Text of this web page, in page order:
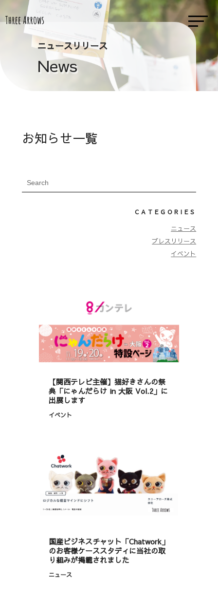
ニュースリリース
News
お知らせ一覧
CATEGORIES
ニュース
プレスリリース
イベント
【関西テレビ主催】猫好きさんの祭
典「にゃんだらけ in 大阪 Vol.2」に
出展します
イベント
国産ビジネスチャット「Chatwork」
のお客様ケーススタディに当社の取
り組みが掲載されました
ニュース